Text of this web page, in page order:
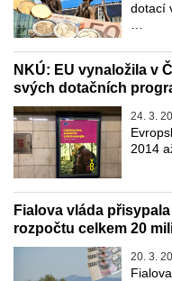
dotací
NKÚ: EU vynaložila v
svých dotačních
24. 3.
2014
Fialova vláda
rozpočtu celkem 20
20. 3.